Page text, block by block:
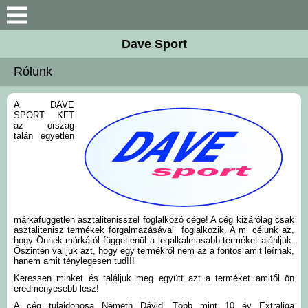
Keresés
Újdonságok
Akciós termékek
Termékek
Rendelés menete
Szoftok
Ütőfák
Dave Sport
Rólunk
A DAVE
SPORT KFT
az ország
talán egyetlen
márkafüggetlen asztalitenisszel foglalkozó cége! A cég kizárólag csak
asztalitenisz termékek forgalmazásával foglalkozik. A mi célunk az,
hogy Önnek márkától függetlenül a legalkalmasabb terméket ajánljuk.
Őszintén valljuk azt, hogy egy termékről nem az a fontos amit leírnak,
hanem amit ténylegesen tud!!!
Keressen minket és találjuk meg együtt azt a terméket amitől ön
eredményesebb lesz!
A cég tulajdonosa Németh Dávid. Több mint 10 év Extraliga